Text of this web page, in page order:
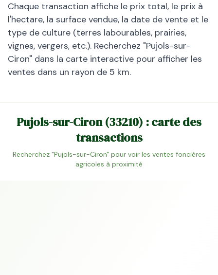
Chaque transaction affiche le prix total, le prix à
l'hectare, la surface vendue, la date de vente et le
type de culture (terres labourables, prairies,
vignes, vergers, etc.). Recherchez "Pujols-sur-
Ciron" dans la carte interactive pour afficher les
ventes dans un rayon de 5 km.
Pujols-sur-Ciron(33210) : carte des
transactions
Recherchez "Pujols-sur-Ciron" pour voir les ventes foncières
agricoles à proximité